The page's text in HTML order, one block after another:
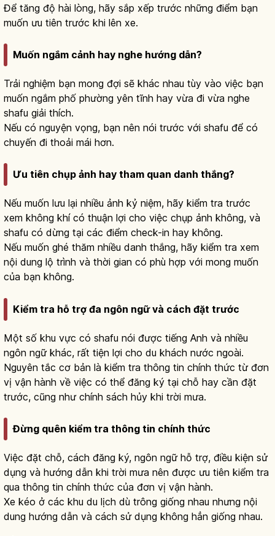
Để tăng độ hài lòng, hãy sắp xếp trước những điểm bạn
muốn ưu tiên trước khi lên xe.
Muốn ngắm cảnh hay nghe hướng dẫn?
Trải nghiệm bạn mong đợi sẽ khác nhau tùy vào việc bạn
muốn ngắm phố phường yên tĩnh hay vừa đi vừa nghe
shafu giải thích.
Nếu có nguyện vọng, bạn nên nói trước với shafu để có
chuyến đi thoải mái hơn.
Ưu tiên chụp ảnh hay tham quan danh thắng?
Nếu muốn lưu lại nhiều ảnh kỷ niệm, hãy kiểm tra trước
xem không khí có thuận lợi cho việc chụp ảnh không, và
shafu có dừng tại các điểm check-in hay không.
Nếu muốn ghé thăm nhiều danh thắng, hãy kiểm tra xem
nội dung lộ trình và thời gian có phù hợp với mong muốn
của bạn không.
Kiểm tra hỗ trợ đa ngôn ngữ và cách đặt trước
Một số khu vực có shafu nói được tiếng Anh và nhiều
ngôn ngữ khác, rất tiện lợi cho du khách nước ngoài.
Nguyên tắc cơ bản là kiểm tra thông tin chính thức từ đơn
vị vận hành về việc có thể đăng ký tại chỗ hay cần đặt
trước, cũng như chính sách hủy khi trời mưa.
Đừng quên kiểm tra thông tin chính thức
Việc đặt chỗ, cách đăng ký, ngôn ngữ hỗ trợ, điều kiện sử
dụng và hướng dẫn khi trời mưa nên được ưu tiên kiểm tra
qua thông tin chính thức của đơn vị vận hành.
Xe kéo ở các khu du lịch dù trông giống nhau nhưng nội
dung hướng dẫn và cách sử dụng không hẳn giống nhau.